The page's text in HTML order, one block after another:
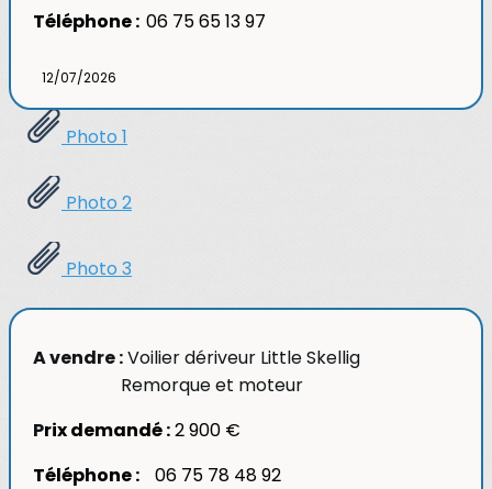
Téléphone : 06 75 65 13 97
12/07/2026
Photo 1
Photo 2
Photo 3
A vendre :Voilier dériveur Little Skellig
Remorque et moteur
Prix demandé :2 900 €
Téléphone :
06 75 78 48 92